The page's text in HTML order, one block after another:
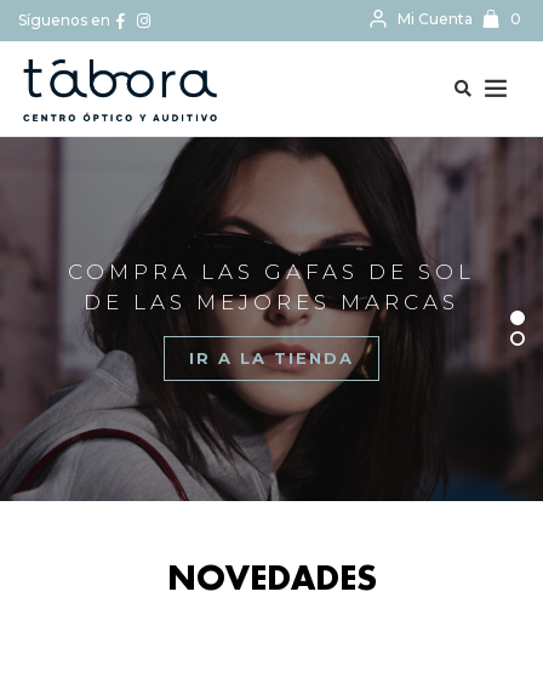
Síguenos en Mi Cuenta 0
COMPRA LAS GAFAS DE SOL
DE LAS MEJORES MARCAS
IR A LA TIENDA
NOVEDADES